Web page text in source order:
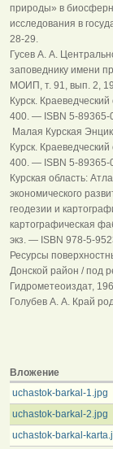
природы» в
исследования в
28-29.
Гусев А. А.
заповеднику имени
МОИП, т. 91, вып. 2,
Курск.
400. — ISBN 5-89365-
Малая Курская
Курск.
400. — ISBN 5-89365-
Курская область:
экономического
геодезии и
картографическая
экз. — ISBN 978-5-
Ресурсы
Донской район / под
Гидрометеоиздат,
Голубев А. А. Край
Вложение
uchastok-barkal-1.jpg
uchastok-barkal-2.jpg
uchastok-barkal-